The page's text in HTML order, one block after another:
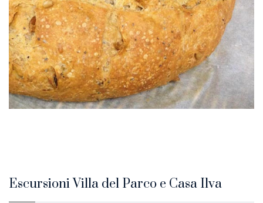
Escursioni Villa del Parco e Casa Ilva